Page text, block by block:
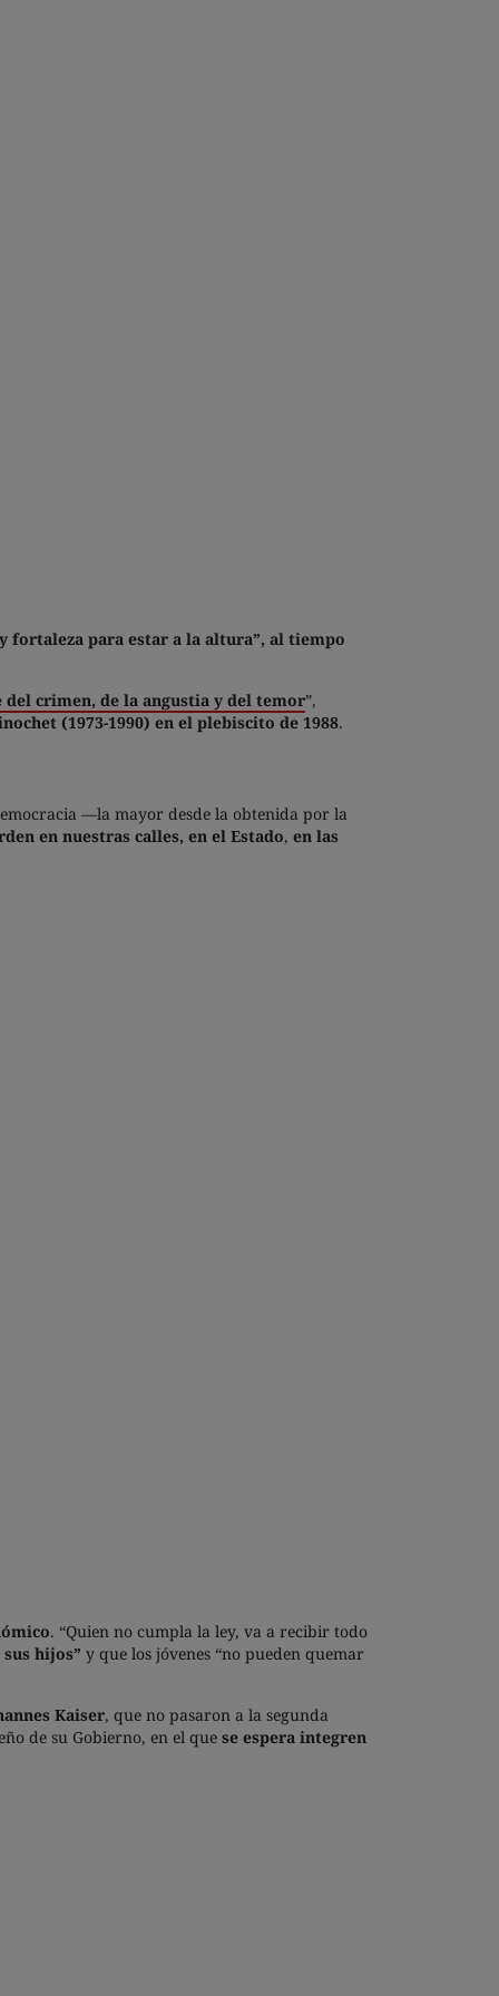
fortaleza para estar a la altura”, al tiempo
crimen, de la angustia y del temor”,
(1973-1990) en el plebiscito de 1988.
—la mayor desde la obtenida por la
en nuestras calles, en el Estado, en las
. “Quien no cumpla la ley, va a recibir todo
hijos” y que los jóvenes “no pueden quemar
Kaiser, que no pasaron a la segunda
de su Gobierno, en el que se espera integren